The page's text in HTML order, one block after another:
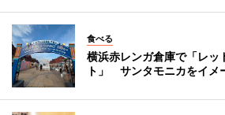
食べる
横浜赤レンガ倉庫で「レッ
ト」 サンタモニカをイ